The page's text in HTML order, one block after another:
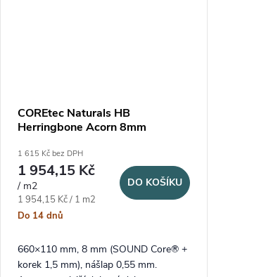
COREtec Naturals HB
Herringbone Acorn 8mm
1 615 Kč bez DPH
1 954,15 Kč
/ m2
Měrná cena:
1 954,15 Kč / 1 m2
Do 14 dnů
DO KOŠÍKU
660×110 mm, 8 mm (SOUND Core® +
korek 1,5 mm), nášlap 0,55 mm.